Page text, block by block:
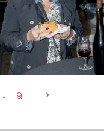
9